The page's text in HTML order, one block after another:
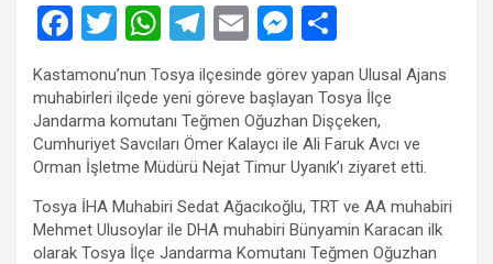
F
ce
b
o
o
k
T
wi
tt
er
W
at
s
A
p
p
T
e
gr
a
m
E
m
ail
M
se
n
g
er
ar
e
Kastamonu’nun Tosya ilçesinde görev yapan Ulusal Ajans
muhabirleri ilçede yeni göreve başlayan Tosya İlçe
Jandarma komutanı Teğmen Oğuzhan Dişçeken,
Cumhuriyet Savcıları Ömer Kalaycı ile Ali Faruk Avcı ve
Orman İşletme Müdürü Nejat Timur Uyanık’ı ziyaret etti.
Tosya İHA Muhabiri Sedat Ağacıkoğlu, TRT ve AA muhabiri
Mehmet Ulusoylar ile DHA muhabiri Bünyamin Karacan ilk
olarak Tosya İlçe Jandarma Komutanı Teğmen Oğuzhan